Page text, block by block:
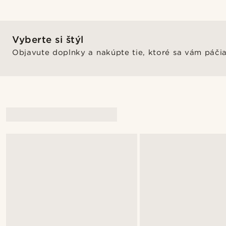
Vyberte si štýl
Objavute doplnky a nakúpte tie, ktoré sa vám páčia